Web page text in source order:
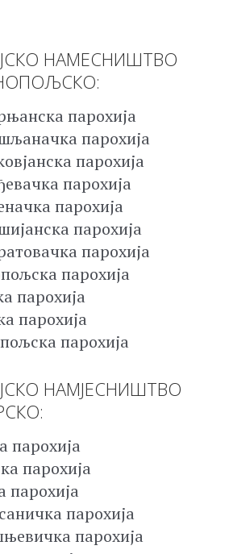
НАМЕСНИШТВО
парохија
парохија
парохија
парохија
парохија
парохија
парохија
парохија
парохија
парохија
парохија
НАМЈЕСНИШТВО
парохија
парохија
парохија
парохија
парохија